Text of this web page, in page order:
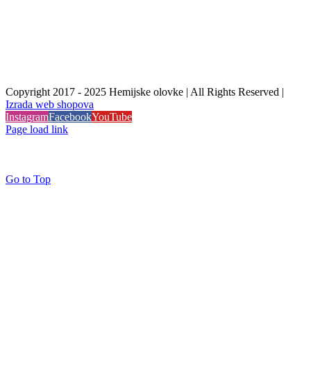
Copyright 2017 - 2025 Hemijske olovke | All Rights Reserved |
Izrada web shopova
InstagramFacebookYouTube
Page load link
Go to Top